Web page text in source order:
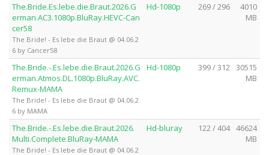
The.Bride.Es.lebe.die.Braut.2026.G
erman.AC3.1080p.BluRay.HEVC-Can
cer58
The Bride! - Es lebe die Braut @ 04.06.2
6 by Cancer58
Hd-1080p 269 / 296
4010
MB
The.Bride.-.Es.lebe.die.Braut.2026.G
erman.Atmos.DL.1080p.BluRay.AVC.
Remux-MAMA
The Bride! - Es lebe die Braut @ 04.06.2
6 by MAMA
Hd-1080p 399 / 312 30515
MB
The.Bride.-.Es.lebe.die.Braut.2026.
Multi.Complete.BluRay-MAMA
The Bride! - Es lebe die Braut @ 04.06.2
Hd-bluray 122 / 404 46624
MB